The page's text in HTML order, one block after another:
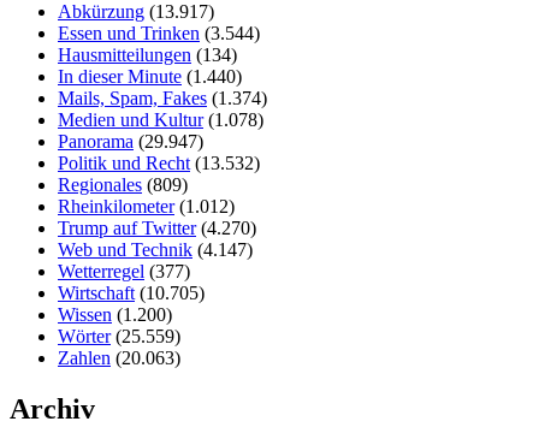
Abkürzung (13.917)
Essen und Trinken (3.544)
Hausmitteilungen (134)
In dieser Minute (1.440)
Mails, Spam, Fakes (1.374)
Medien und Kultur(1.078)
Panorama (29.947)
Politik und Recht (13.532)
Regionales (809)
Rheinkilometer(1.012)
Trump auf Twitter(4.270)
Web und Technik (4.147)
Wetterregel (377)
Wirtschaft (10.705)
Wissen (1.200)
Wörter(25.559)
Zahlen (20.063)
Archiv